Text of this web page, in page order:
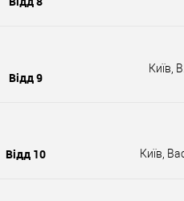
Відд 9
Київ,
Відд 10 Київ,